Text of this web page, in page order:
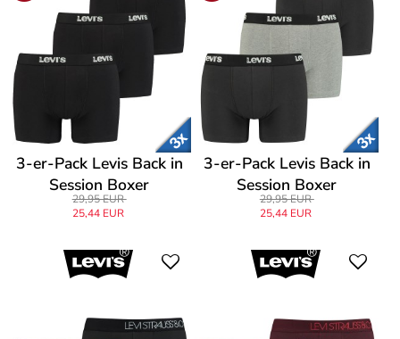
3-er-Pack Levis Back in
Session Boxer
29,95 EUR
25,44 EUR
3-er-Pack Levis Back in
Session Boxer
29,95 EUR
25,44 EUR